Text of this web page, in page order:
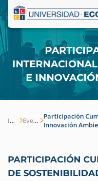
E
Inicio Eventos
Participación
Innovación
PARTICIPACIÓN
DE